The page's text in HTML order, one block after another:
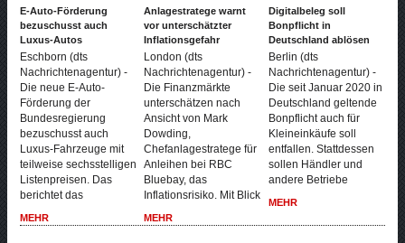
E-Auto-Förderung
bezuschusst auch
Luxus-Autos
Eschborn (dts
Nachrichtenagentur) -
Die neue E-Auto-
Förderung der
Bundesregierung
bezuschusst auch
Luxus-Fahrzeuge mit
teilweise sechsstelligen
Listenpreisen. Das
berichtet das
MEHR
Anlagestratege warnt
vor unterschätzter
Inflationsgefahr
London (dts
Nachrichtenagentur) -
Die Finanzmärkte
unterschätzen nach
Ansicht von Mark
Dowding,
Chefanlagestratege für
Anleihen bei RBC
Bluebay, das
Inflationsrisiko. Mit Blick
MEHR
Digitalbeleg soll
Bonpflicht in
Deutschland ablösen
Berlin (dts
Nachrichtenagentur) -
Die seit Januar 2020 in
Deutschland geltende
Bonpflicht auch für
Kleineinkäufe soll
entfallen. Stattdessen
sollen Händler und
andere Betriebe
MEHR